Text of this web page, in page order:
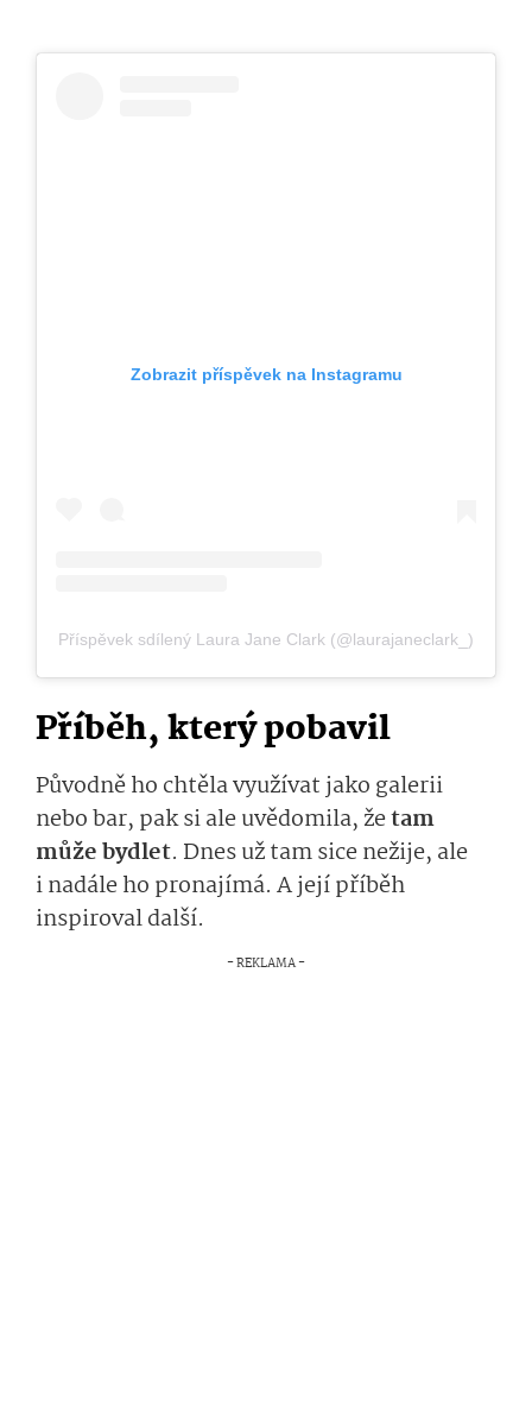
Zobrazit příspěvek na Instagramu
Příspěvek sdílený Laura Jane Clark (@laurajaneclark_)
Příběh, který pobavil
Původně ho chtěla využívat jako galerii
nebo bar, pak si ale uvědomila, žetam
může bydlet. Dnes už tam sice nežije, ale
i nadále ho pronajímá. A její příběh
inspiroval další.